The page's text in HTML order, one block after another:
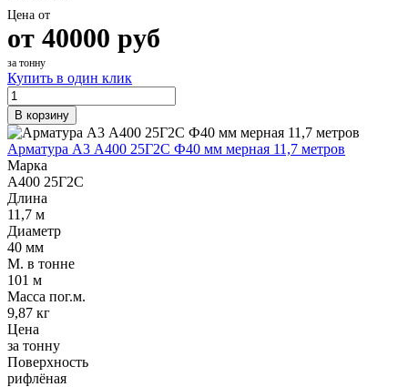
Цена от
от 40000 руб
за тонну
Купить в один клик
В корзину
Арматура А3 А400 25Г2С Ф40 мм мерная 11,7 метров
Марка
А400 25Г2С
Длина
11,7 м
Диаметр
40 мм
М. в тонне
101 м
Масса пог.м.
9,87 кг
Цена
за тонну
Поверхность
рифлёная